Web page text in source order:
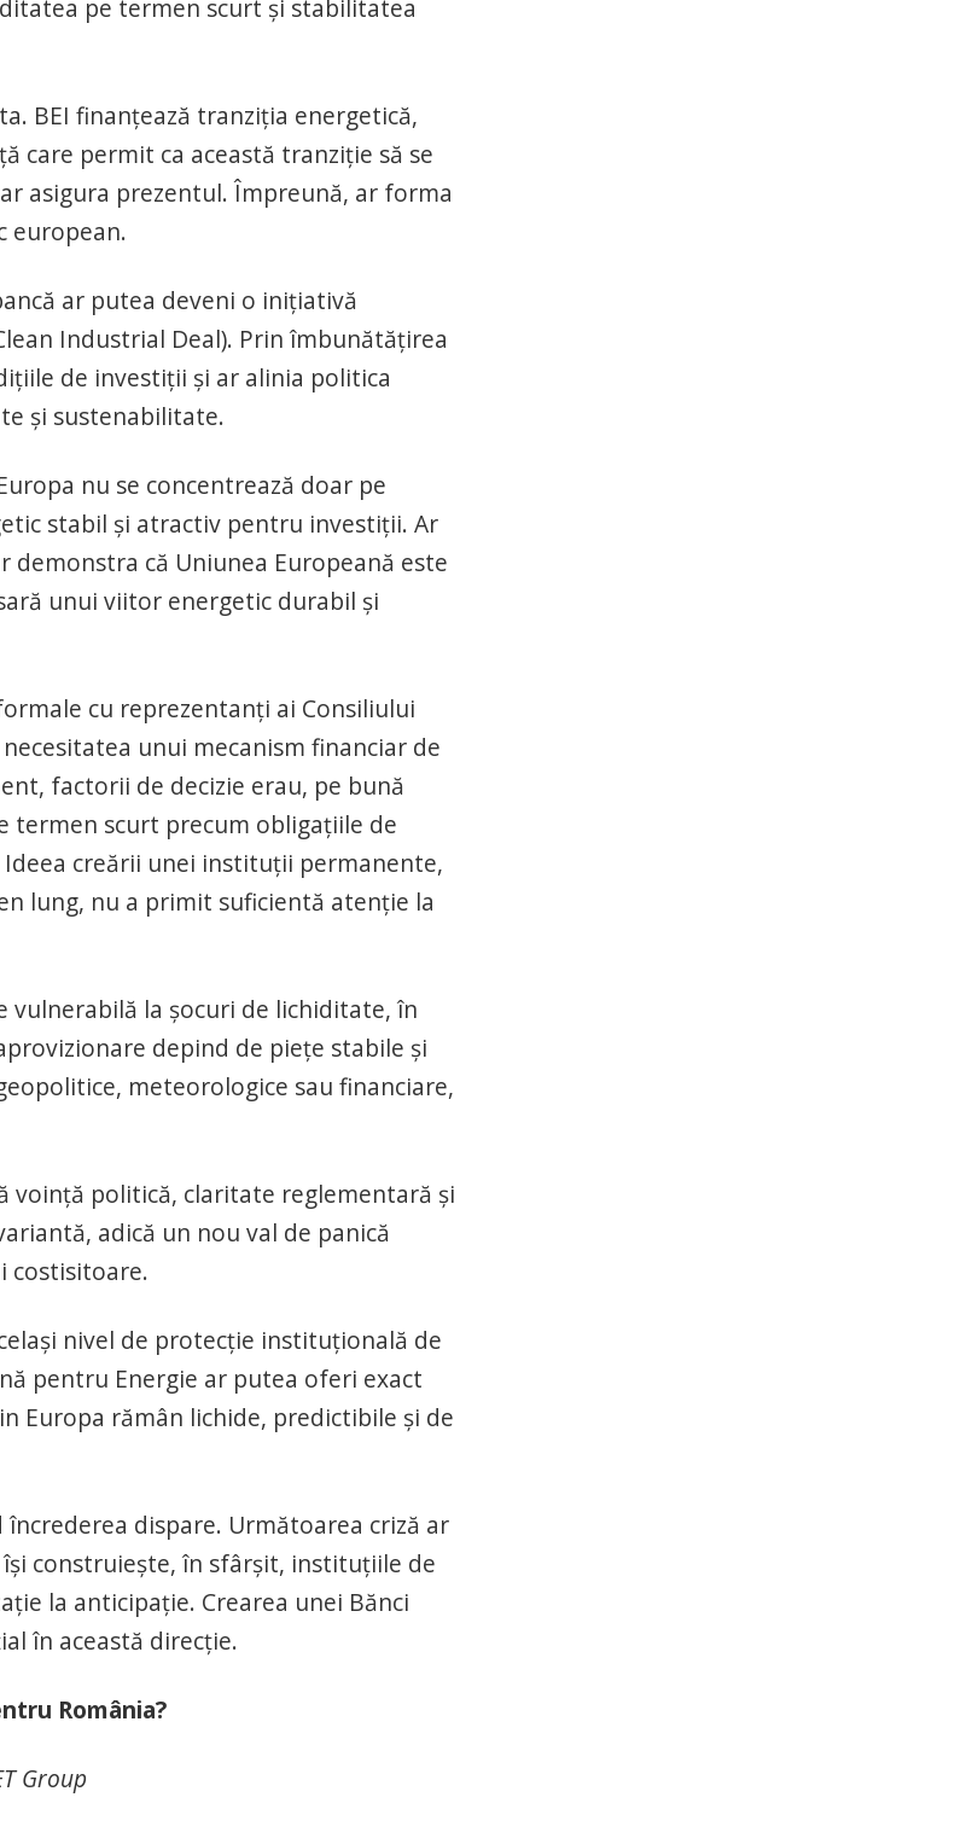
pe termen scurt și stabilitatea
BEI finanțează tranziția energetică,
care permit ca această tranziție să se
asigura prezentul. Împreună, ar forma
european.
ar putea deveni o inițiativă
Industrial Deal). Prin îmbunătățirea
de investiții și ar alinia politica
și sustenabilitate.
nu se concentrează doar pe
stabil și atractiv pentru investiții. Ar
că Uniunea Europeană este
unui viitor energetic durabil și
cu reprezentanți ai Consiliului
unui mecanism financiar de
factorii de decizie erau, pe bună
termen scurt precum obligațiile de
creării unei instituții permanente,
lung, nu a primit suficientă atenție la
vulnerabilă la șocuri de lichiditate, în
depind de piețe stabile și
meteorologice sau financiare,
voință politică, claritate reglementară și
adică un nou val de panică
costisitoare.
nivel de protecție instituțională de
pentru Energie ar putea oferi exact
Europa rămân lichide, predictibile și de
dispare. Următoarea criză ar
construiește, în sfârșit, instituțiile de
la anticipație. Crearea unei Bănci
în această direcție.
România?
Group